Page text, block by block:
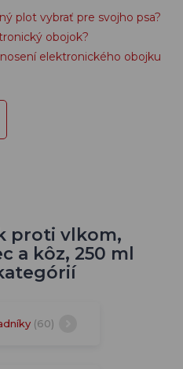
plot vybrať pre svojho psa?
obojok?
elektronického obojku
proti vlkom,
a kôz, 250 ml
(60)